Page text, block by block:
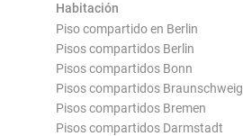
Habitación
Piso compartido en Berlin
Pisos compartidos Berlin
Pisos compartidos Bonn
Pisos compartidos Braunschweig
Pisos compartidos Bremen
Pisos compartidos Darmstadt